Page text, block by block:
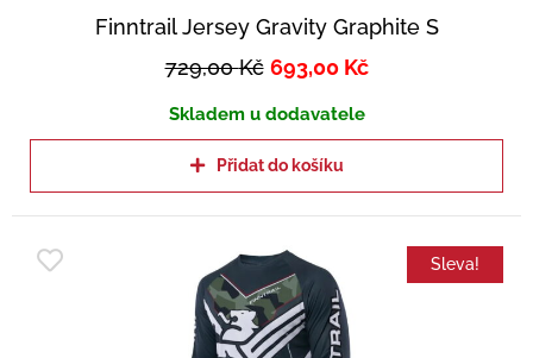
Finntrail Jersey Gravity Graphite S
729,00Kč 693,00 Kč
Skladem u dodavatele
Přidat do košíku
Sleva!